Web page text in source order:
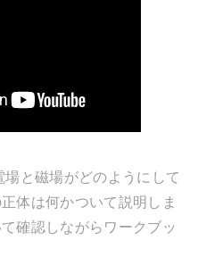
と磁場がどのようにして
体は何かついて説明しま
確認しながらワークブッ